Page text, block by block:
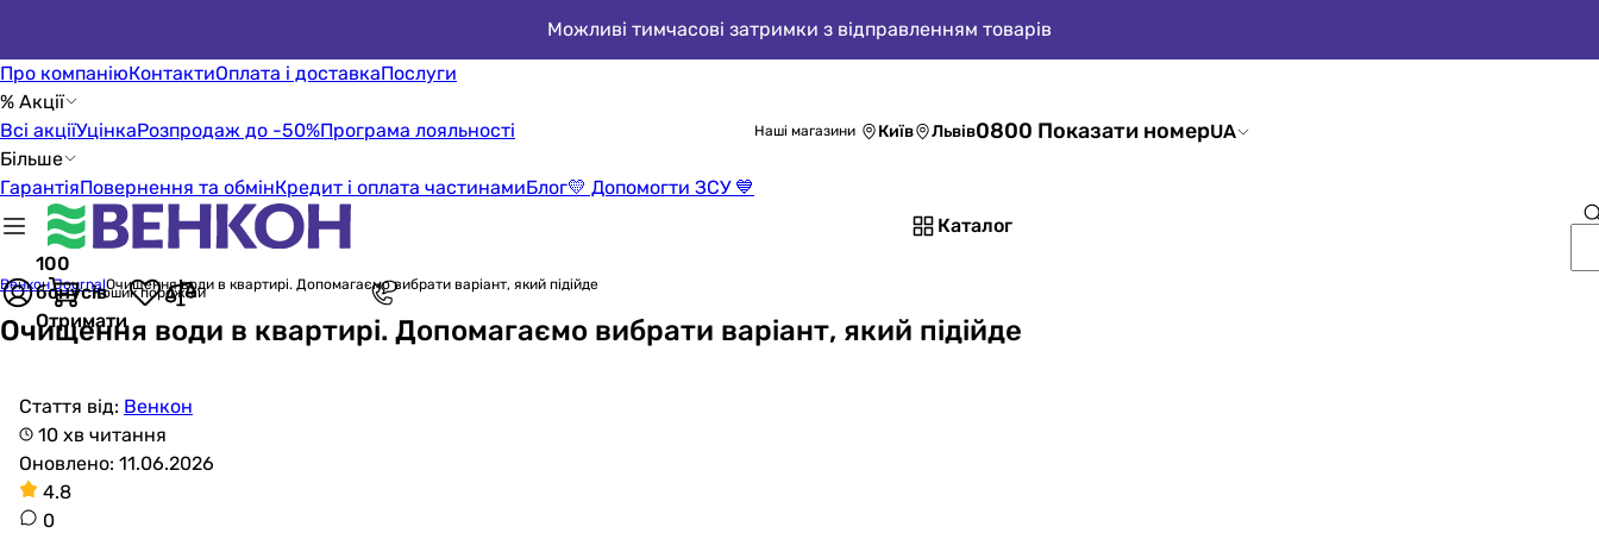
Можливі тимчасові затримки з відправленням товарів
Про компаніюКонтактиОплата і доставкаПослуги
% Акції
Всі акціїУцінкаРозпродаж до -50%Програма лояльності
Більше
ГарантіяПовернення та обмінКредит і оплата частинамиБлог💛 Допомогти ЗСУ 💙
Наші магазини Київ Львів0800 Показати номерUA
Каталог
100
бонусів
Отримати
Кошик порожній
Венкон JournalОчищення води в квартирі. Допомагаємо вибрати варіант, який підійде
Очищення води в квартирі. Допомагаємо вибрати варіант, який підійде
Стаття від: Венкон
10 хв читання
Оновлено: 11.06.2026
4.8
0